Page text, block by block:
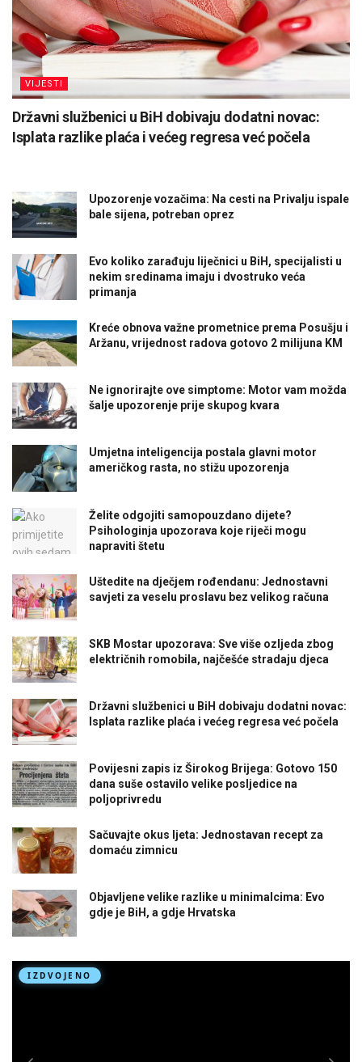
VIJESTI
Državni službenici u BiH dobivaju dodatni novac:
Isplata razlike plaća i većeg regresa već počela
Upozorenje vozačima: Na cesti na Privalju ispale
bale sijena, potreban oprez
Evo koliko zarađuju liječnici u BiH, specijalisti u
nekim sredinama imaju i dvostruko veća
primanja
Kreće obnova važne prometnice prema Posušju i
Aržanu, vrijednost radova gotovo 2 milijuna KM
Ne ignorirajte ove simptome: Motor vam možda
šalje upozorenje prije skupog kvara
Umjetna inteligencija postala glavni motor
američkog rasta, no stižu upozorenja
Želite odgojiti samopouzdano dijete?
Psihologinja upozorava koje riječi mogu
napraviti štetu
Uštedite na dječjem rođendanu: Jednostavni
savjeti za veselu proslavu bez velikog računa
SKB Mostar upozorava: Sve više ozljeda zbog
električnih romobila, najčešće stradaju djeca
Državni službenici u BiH dobivaju dodatni novac:
Isplata razlike plaća i većeg regresa već počela
Povijesni zapis iz Širokog Brijega: Gotovo 150
dana suše ostavilo velike posljedice na
poljoprivredu
Sačuvajte okus ljeta: Jednostavan recept za
domaću zimnicu
Objavljene velike razlike u minimalcima: Evo
gdje je BiH, a gdje Hrvatska